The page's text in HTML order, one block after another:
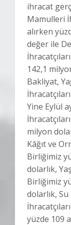
ihracat
Mamulleri
alırken
değer ile
142,1
Bakliyat,
Yine Eylül
milyon
Kâğıt ve
Birliğimiz
dolarlık,
Birliğimiz
dolarlık,
yüzde 109